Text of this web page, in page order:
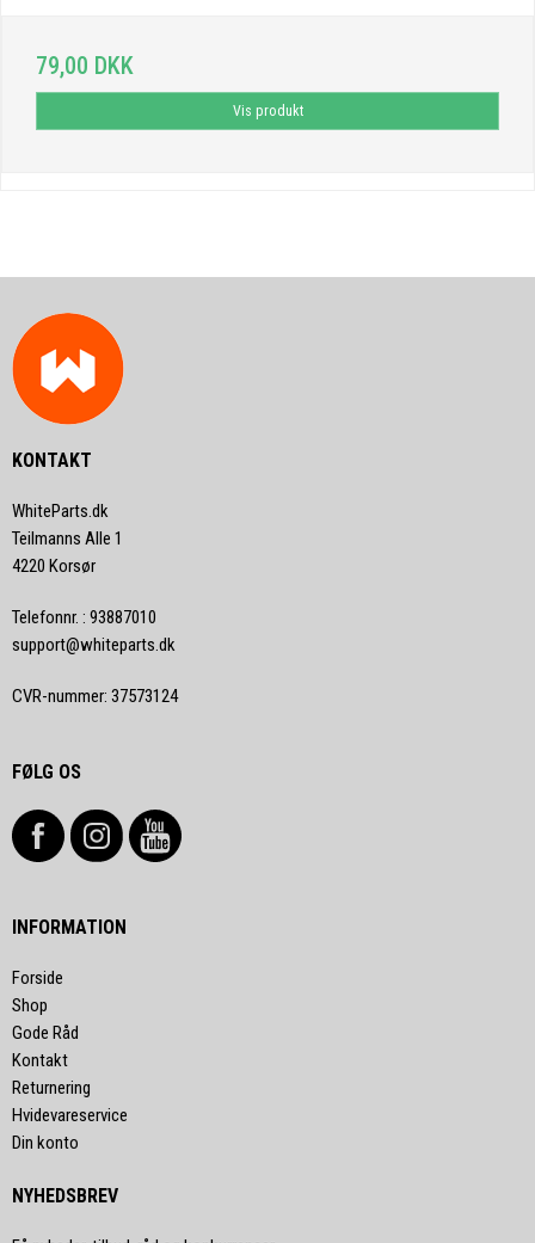
79,00 DKK
Vis produkt
KONTAKT
WhiteParts.dk
Teilmanns Alle 1
4220 Korsør
Telefonnr. : 93887010
support@whiteparts.dk
CVR-nummer: 37573124
FØLG OS
INFORMATION
Forside
Shop
Gode Råd
Kontakt
Returnering
Hvidevareservice
Din konto
NYHEDSBREV